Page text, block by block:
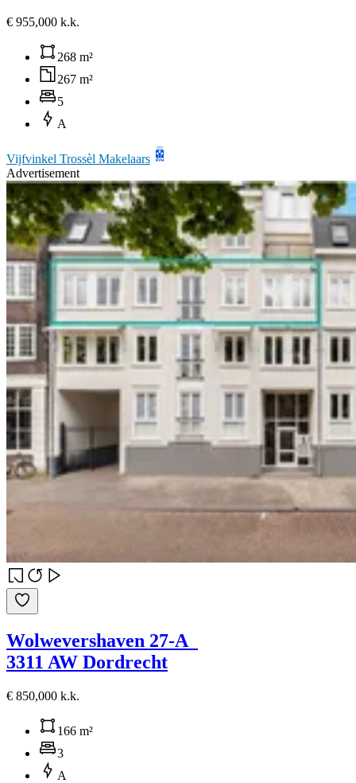
€ 955,000 k.k.
268 m²
267 m²
5
A
Vijfvinkel Trossèl Makelaars
Advertisement
Wolwevershaven 27-A
3311 AW Dordrecht
€ 850,000 k.k.
166 m²
3
A